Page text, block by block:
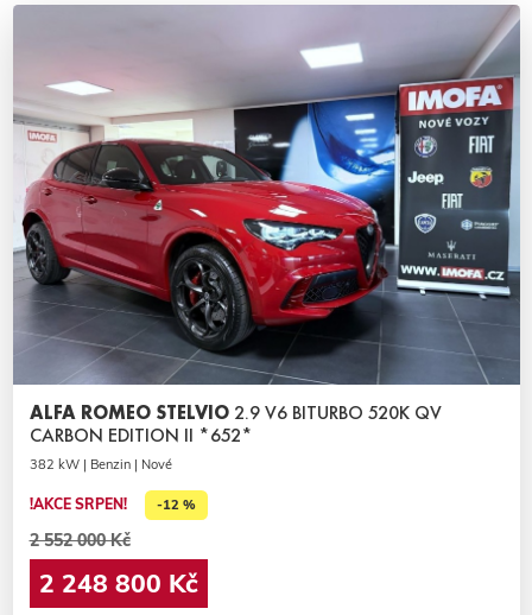
ALFA ROMEO STELVIO 2.9 V6 BITURBO 520K QV
CARBON EDITION II *652*
382 kW | Benzin | Nové
!AKCE SRPEN! -12 %
2 552 000 Kč
2 248 800 Kč